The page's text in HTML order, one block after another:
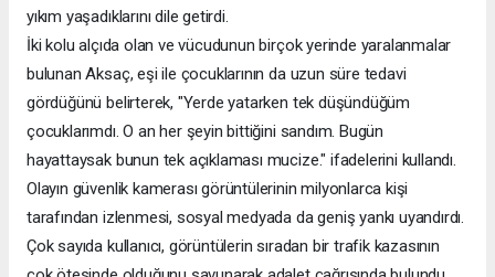
yıkım yaşadıklarını dile getirdi.
İki kolu alçıda olan ve vücudunun birçok yerinde yaralanmalar
bulunan Aksaç, eşi ile çocuklarının da uzun süre tedavi
gördüğünü belirterek, "Yerde yatarken tek düşündüğüm
çocuklarımdı. O an her şeyin bittiğini sandım. Bugün
hayattaysak bunun tek açıklaması mucize." ifadelerini kullandı.
Olayın güvenlik kamerası görüntülerinin milyonlarca kişi
tarafından izlenmesi, sosyal medyada da geniş yankı uyandırdı.
Çok sayıda kullanıcı, görüntülerin sıradan bir trafik kazasının